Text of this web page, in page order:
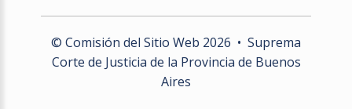
© Comisión del Sitio Web 2026 • Suprema
Corte de Justicia de la Provincia de Buenos
Aires